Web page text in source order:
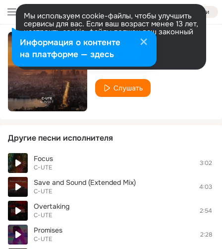
Войти
Мы используем cookie-файлы, чтобы улучшить
сервисы для вас. Если ваш возраст менее 13 лет,
настроить cookie-файлы должен ваш законный
представитель. Больше информации
Разрешить все Настроить
Sunset
C-UTE
Слушать
Другие песни исполнителя
Focus
C-UTE
3:02
Save and Sound (Extended Mix)
C-UTE
4:03
Overtaking
C-UTE
2:54
Promises
C-UTE
2:28
Информация о контенте
на платформе — здесь